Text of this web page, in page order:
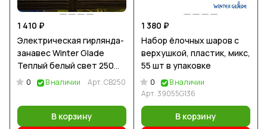
1 410 ₽
Электрическая гирлянда-
занавес Winter Glade
Теплый белый свет 250
ламп
0 В наличии Арт.CB250
В корзину
1 380 ₽
Набор ёлочных шаров с
верхушкой, пластик, микс,
55 шт в упаковке
0
В наличии
Арт.39055G136
В корзину